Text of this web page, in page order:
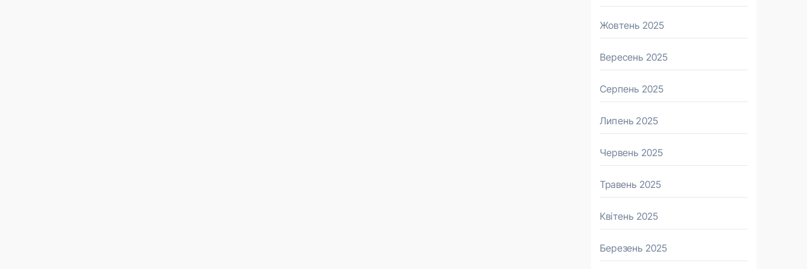
Жовтень 2025
Вересень 2025
Серпень 2025
Липень 2025
Червень 2025
Травень 2025
Квітень 2025
Березень 2025